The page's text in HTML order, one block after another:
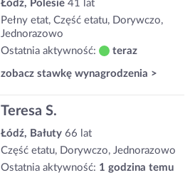
Łódź, Polesie 41 lat
Pełny etat, Część etatu, Dorywczo,
Jednorazowo
Ostatnia aktywność:
teraz
zobacz stawkę wynagrodzenia >
Teresa S.
Łódź, Bałuty 66 lat
Część etatu, Dorywczo, Jednorazowo
Ostatnia aktywność: 1 godzina temu